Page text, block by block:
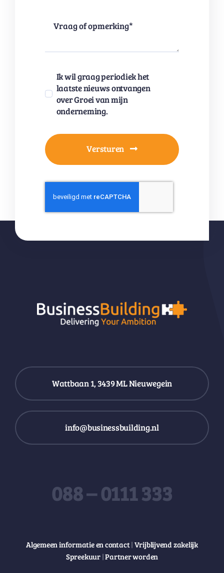
Ik wil graag periodiek het
laatste nieuws ontvangen
over Groei van mijn
onderneming.
Versturen
Wattbaan 1, 3439 ML Nieuwegein
info@businessbuilding.nl
088 – 0111 333
Algemeen informatie en contact | Vrijblijvend zakelijk
Spreekuur |Partner worden